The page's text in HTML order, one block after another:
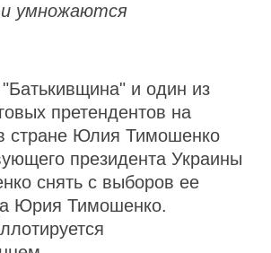
умножаются
и один из
претендентов на
стране Юлия Тимошенко
президента Украины
снять с выборов ее
Юрия Тимошенко.